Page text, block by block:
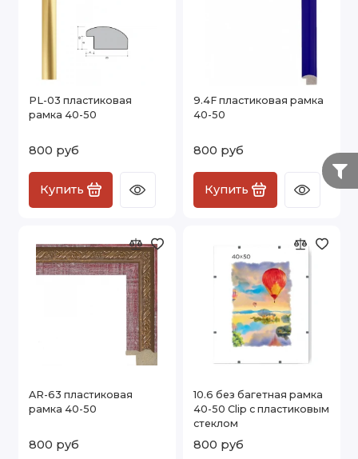
PL-03 пластиковая
рамка 40-50
800 руб
Купить
9.4F пластиковая рамка
40-50
800 руб
Купить
AR-63 пластиковая
рамка 40-50
800 руб
10.6 без багетная рамка
40-50 Clip с пластиковым
стеклом
800 руб